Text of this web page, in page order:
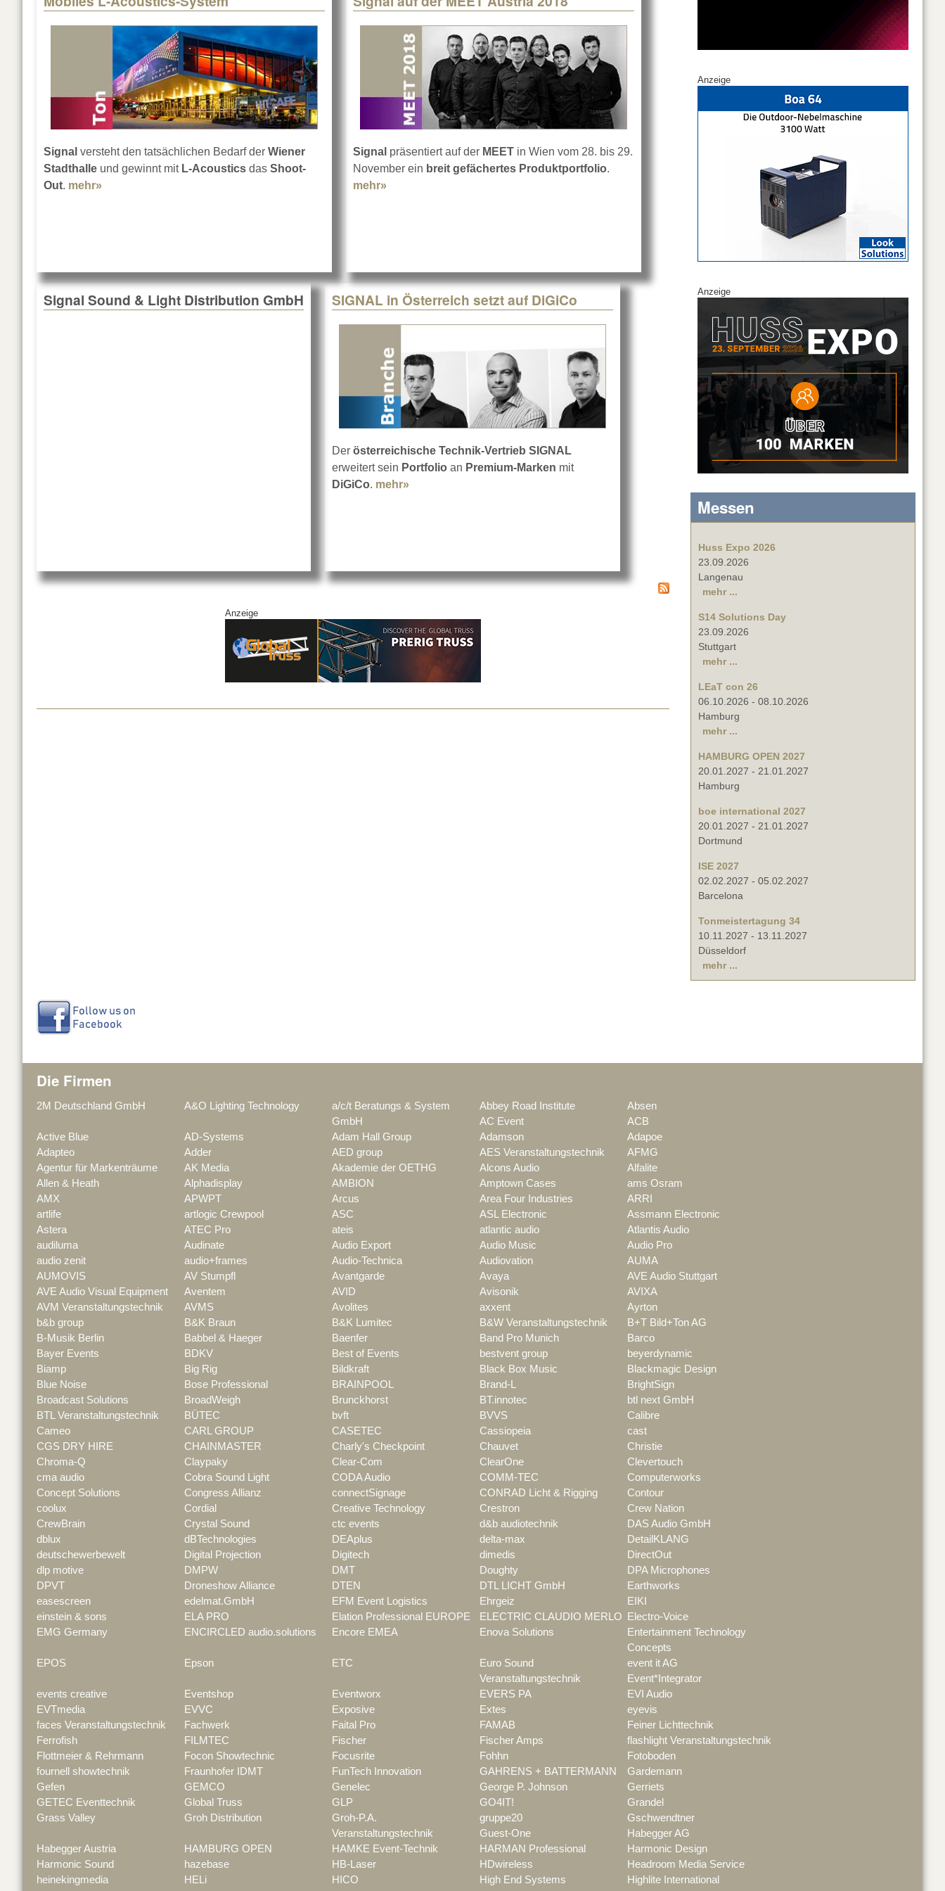
Signal versteht den tatsächlichen Bedarf der Wiener
Stadthalle und gewinnt mitL-Acoustics das Shoot-
Out. mehr»
Signal präsentiert auf der MEET in Wien vom 28. bis 29.
November ein breit gefächertes Produktportfolio.
mehr»
Signal Sound & Light Distribution GmbH SIGNAL in Österreich setzt auf DiGiCo
Der österreichische Technik-Vertrieb SIGNAL
erweitert sein Portfolio an Premium-Marken mit
DiGiCo. mehr»
Anzeige
Anzeige
Anzeige
Messen
Huss Expo 2026
23.09.2026
Langenau
mehr ...
S14 Solutions Day
23.09.2026
Stuttgart
mehr ...
LEaT con 26
06.10.2026 - 08.10.2026
Hamburg
mehr ...
HAMBURG OPEN 2027
20.01.2027 - 21.01.2027
Hamburg
boe international 2027
20.01.2027 - 21.01.2027
Dortmund
ISE 2027
02.02.2027 - 05.02.2027
Barcelona
Tonmeistertagung 34
10.11.2027 - 13.11.2027
Düsseldorf
mehr ...
Die Firmen
2M Deutschland GmbH A&O Lighting Technology
a/c/t Beratungs & System
GmbH
Abbey Road Institute
Absen
AC Event
ACB
Active Blue
AD-Systems Adam Hall Group Adamson
Adapoe
Adapteo
Adder AED group AES Veranstaltungstechnik
AFMG
Agentur für Markenträume
AK Media Akademie der OETHG Alcons Audio
Alfalite
Allen & Heath
Alphadisplay AMBION Amptown Cases
ams Osram
AMX
APWPT Arcus Area Four Industries
ARRI
artlife
artlogic Crewpool ASC ASL Electronic
Assmann Electronic
Astera
ATEC Pro ateis atlantic audio
Atlantis Audio
audiluma
Audinate Audio Export Audio Music
Audio Pro
audio zenit
audio+frames Audio-Technica Audiovation
AUMA
AUMOVIS
AV Stumpfl Avantgarde Avaya
AVE Audio Stuttgart
AVE Audio Visual Equipment
Aventem AVID Avisonik
AVIXA
AVM Veranstaltungstechnik
AVMS Avolites axxent
Ayrton
b&b group
B&K Braun B&K Lumitec B&W Veranstaltungstechnik
B+T Bild+Ton AG
B-Musik Berlin
Babbel & Haeger Baenfer Band Pro Munich
Barco
Bayer Events
BDKV Best of Events bestvent group
beyerdynamic
Biamp
Big Rig Bildkraft Black Box Music
Blackmagic Design
Blue Noise
Bose Professional BRAINPOOL Brand-L
BrightSign
Broadcast Solutions
BroadWeigh Brunckhorst BT.innotec
btl next GmbH
BTL Veranstaltungstechnik
BÜTEC bvft BVVS
Calibre
Cameo
CARL GROUP CASETEC Cassiopeia
cast
CGS DRY HIRE
CHAINMASTER Charly's Checkpoint Chauvet
Christie
Chroma-Q
Claypaky Clear-Com ClearOne
Clevertouch
cma audio
Cobra Sound Light CODA Audio COMM-TEC
Computerworks
Concept Solutions
Congress Allianz connectSignage CONRAD Licht & Rigging
Contour
coolux
Cordial Creative Technology Crestron
Crew Nation
CrewBrain
Crystal Sound ctc events d&b audiotechnik
DAS Audio GmbH
dblux
dBTechnologies DEAplus delta-max
DetailKLANG
deutschewerbewelt
Digital Projection Digitech dimedis
DirectOut
dlp motive
DMPW DMT Doughty
DPA Microphones
DPVT
Droneshow Alliance DTEN DTL LICHT GmbH
Earthworks
easescreen
edelmat.GmbH EFM Event Logistics Ehrgeiz
EIKI
einstein & sons
ELA PRO Elation Professional EUROPE ELECTRIC CLAUDIO MERLO
Electro-Voice
EMG Germany
ENCIRCLED audio.solutions Encore EMEA Enova Solutions
Entertainment Technology
Concepts
EPOS
Epson ETC
Euro Sound
Veranstaltungstechnik
event it AG
Event*Integrator
events creative
Eventshop Eventworx EVERS PA
EVI Audio
EVTmedia
EVVC Exposive Extes
eyevis
faces Veranstaltungstechnik
Fachwerk Faital Pro FAMAB
Feiner Lichttechnik
Ferrofish
FILMTEC Fischer Fischer Amps
flashlight Veranstaltungstechnik
Flottmeier & Rehrmann
Focon Showtechnic Focusrite Fohhn
Fotoboden
fournell showtechnik
Fraunhofer IDMT FunTech Innovation GAHRENS + BATTERMANN
Gardemann
Gefen
GEMCO Genelec George P. Johnson
Gerriets
GETEC Eventtechnik
Global Truss GLP GO4IT!
Grandel
Grass Valley
Groh Distribution
Groh-P.A.
Veranstaltungstechnik
gruppe20
Gschwendtner
Guest-One
Habegger AG
Habegger Austria
HAMBURG OPEN HAMKE Event-Technik HARMAN Professional
Harmonic Design
Harmonic Sound
hazebase HB-Laser HDwireless
Headroom Media Service
heinekingmedia
HELi HICO High End Systems
Highlite International